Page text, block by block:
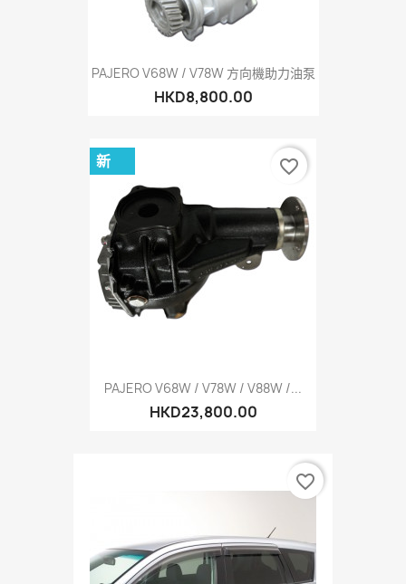
PAJERO V68W / V78W 方向機助力油泵
HKD8,800.00
PAJERO V68W / V78W / V88W /...
HKD23,800.00
新 favorite_border
favorite_border